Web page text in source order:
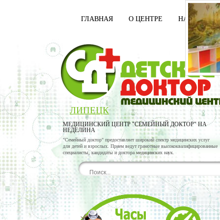
ГЛАВНАЯ О ЦЕНТРЕ НАШИ
ЛИПЕЦК
МЕДИЦИНСКИЙ ЦЕНТР "СЕМЕЙНЫЙ ДОКТОР" НА
НЕДЕЛИНА
"Семейный доктор" предоставляет широкий спектр медицинских услуг
для детей и взрослых. Прием ведут грамотные высококвалифицированные
специалисты, кандидаты и доктора медицинских наук.